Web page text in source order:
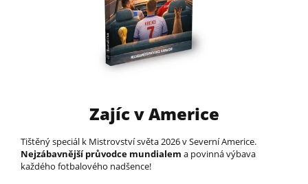
Zajíc v Americe
Tištěný speciál k Mistrovství světa 2026 v Severní Americe.
Nejzábavnější průvodce mundialem a povinná výbava
každého fotbalového nadšence!